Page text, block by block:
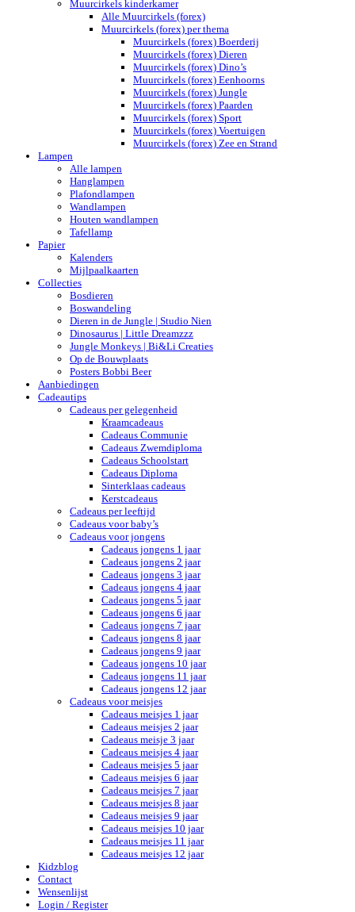
Muurcirkels kinderkamer
Alle Muurcirkels (forex)
Muurcirkels (forex) per thema
Muurcirkels (forex) Boerderij
Muurcirkels (forex) Dieren
Muurcirkels (forex) Dino’s
Muurcirkels (forex) Eenhoorns
Muurcirkels (forex) Jungle
Muurcirkels (forex) Paarden
Muurcirkels (forex) Sport
Muurcirkels (forex) Voertuigen
Muurcirkels (forex) Zee en Strand
Lampen
Alle lampen
Hanglampen
Plafondlampen
Wandlampen
Houten wandlampen
Tafellamp
Papier
Kalenders
Mijlpaalkaarten
Collecties
Bosdieren
Boswandeling
Dieren in de Jungle | Studio Nien
Dinosaurus | Little Dreamzzz
Jungle Monkeys | Bi&Li Creaties
Op de Bouwplaats
Posters Bobbi Beer
Aanbiedingen
Cadeautips
Cadeaus per gelegenheid
Kraamcadeaus
Cadeaus Communie
Cadeaus Zwemdiploma
Cadeaus Schoolstart
Cadeaus Diploma
Sinterklaas cadeaus
Kerstcadeaus
Cadeaus per leeftijd
Cadeaus voor baby’s
Cadeaus voor jongens
Cadeaus jongens 1 jaar
Cadeaus jongens 2 jaar
Cadeaus jongens 3 jaar
Cadeaus jongens 4 jaar
Cadeaus jongens 5 jaar
Cadeaus jongens 6 jaar
Cadeaus jongens 7 jaar
Cadeaus jongens 8 jaar
Cadeaus jongens 9 jaar
Cadeaus jongens 10 jaar
Cadeaus jongens 11 jaar
Cadeaus jongens 12 jaar
Cadeaus voor meisjes
Cadeaus meisjes 1 jaar
Cadeaus meisjes 2 jaar
Cadeaus meisje 3 jaar
Cadeaus meisjes 4 jaar
Cadeaus meisjes 5 jaar
Cadeaus meisjes 6 jaar
Cadeaus meisjes 7 jaar
Cadeaus meisjes 8 jaar
Cadeaus meisjes 9 jaar
Cadeaus meisjes 10 jaar
Cadeaus meisjes 11 jaar
Cadeaus meisjes 12 jaar
Kidzblog
Contact
Wensenlijst
Login / Register